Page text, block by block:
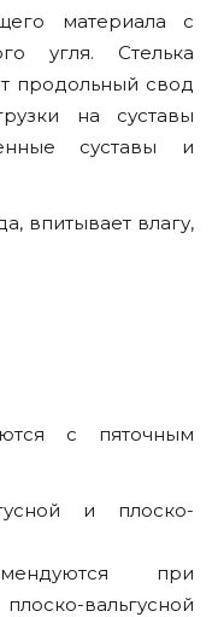
материала с
угля. Стелька
продольный свод
на суставы
суставы и
впитывает влагу,
с пяточным
и плоско-
при
вальгусной